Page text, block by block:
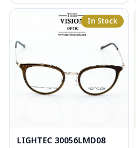
อุปกรณ์ : กล่องแว่น, ผ้าเช็ดแว่น
น้ำหนัก : 20 กรัม
การรับประกัน : 1 ปี
In Stock
LIGHTEC 30056LMD08